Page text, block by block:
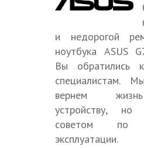
и недорогой
ноутбука ASUS
Вы обратились
специалистам.
вернем
устройству,
советом по
эксплуатации.